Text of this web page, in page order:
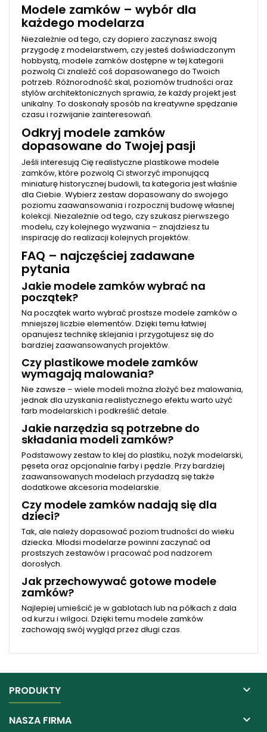
Modele zamków – wybór dla
każdego modelarza
Niezależnie od tego, czy dopiero zaczynasz swoją
przygodę z modelarstwem, czy jesteś doświadczonym
hobbystą, modele zamków dostępne w tej kategorii
pozwolą Ci znaleźć coś dopasowanego do Twoich
potrzeb. Różnorodność skal, poziomów trudności oraz
stylów architektonicznych sprawia, że każdy projekt jest
unikalny. To doskonały sposób na kreatywne spędzanie
czasu i rozwijanie zainteresowań.
Odkryj modele zamków
dopasowane do Twojej pasji
Jeśli interesują Cię realistyczne plastikowe modele
zamków, które pozwolą Ci stworzyć imponującą
miniaturę historycznej budowli, ta kategoria jest właśnie
dla Ciebie. Wybierz zestaw dopasowany do swojego
poziomu zaawansowania i rozpocznij budowę własnej
kolekcji. Niezależnie od tego, czy szukasz pierwszego
modelu, czy kolejnego wyzwania – znajdziesz tu
inspirację do realizacji kolejnych projektów.
FAQ – najczęściej zadawane
pytania
Jakie modele zamków wybrać na
początek?
Na początek warto wybrać prostsze modele zamków o
mniejszej liczbie elementów. Dzięki temu łatwiej
opanujesz technikę sklejania i przygotujesz się do
bardziej zaawansowanych projektów.
Czy plastikowe modele zamków
wymagają malowania?
Nie zawsze – wiele modeli można złożyć bez malowania,
jednak dla uzyskania realistycznego efektu warto użyć
farb modelarskich i podkreślić detale.
Jakie narzędzia są potrzebne do
składania modeli zamków?
Podstawowy zestaw to klej do plastiku, nożyk modelarski,
pęseta oraz opcjonalnie farby i pędzle. Przy bardziej
zaawansowanych modelach przydadzą się także
dodatkowe akcesoria modelarskie.
Czy modele zamków nadają się dla
dzieci?
Tak, ale należy dopasować poziom trudności do wieku
dziecka. Młodsi modelarze powinni zaczynać od
prostszych zestawów i pracować pod nadzorem
dorosłych.
Jak przechowywać gotowe modele
zamków?
Najlepiej umieścić je w gablotach lub na półkach z dala
od kurzu i wilgoci. Dzięki temu modele zamków
zachowają swój wygląd przez długi czas.
PRODUKTY 
NASZA FIRMA 